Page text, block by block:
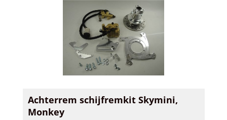
Achterrem schijfremkit Skymini,
Monkey